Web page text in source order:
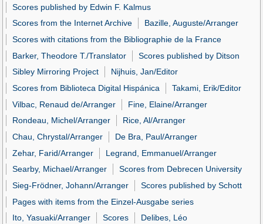
Scores published by Edwin F. Kalmus
Scores from the Internet Archive
Bazille, Auguste/Arranger
Scores with citations from the Bibliographie de la France
Barker, Theodore T./Translator
Scores published by Ditson
Sibley Mirroring Project
Nijhuis, Jan/Editor
Scores from Biblioteca Digital Hispánica
Takami, Erik/Editor
Vilbac, Renaud de/Arranger
Fine, Elaine/Arranger
Rondeau, Michel/Arranger
Rice, Al/Arranger
Chau, Chrystal/Arranger
De Bra, Paul/Arranger
Zehar, Farid/Arranger
Legrand, Emmanuel/Arranger
Searby, Michael/Arranger
Scores from Debrecen University
Sieg-Frödner, Johann/Arranger
Scores published by Schott
Pages with items from the Einzel-Ausgabe series
Ito, Yasuaki/Arranger
Scores
Delibes, Léo